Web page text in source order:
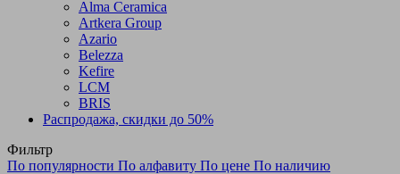
Alma Ceramica
Artkera Group
Azario
Belezza
Kefire
LCM
BRIS
Распродажа, скидки до 50%
Фильтр
По популярности По алфавиту По цене По наличию